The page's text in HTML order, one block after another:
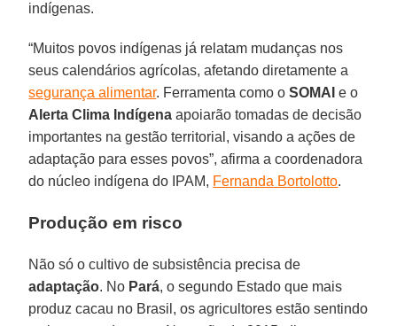
indígenas.
“Muitos povos indígenas já relatam mudanças nos
seus calendários agrícolas, afetando diretamente a
segurança alimentar. Ferramenta como oSOMAI e o
Alerta Clima Indígena apoiarão tomadas de decisão
importantes na gestão territorial, visando a ações de
adaptação para esses povos”, afirma a coordenadora
do núcleo indígena do IPAM, Fernanda Bortolotto.
Produção em risco
Não só o cultivo de subsistência precisa de
adaptação. No Pará, o segundo Estado que mais
produz cacau no Brasil, os agricultores estão sentindo